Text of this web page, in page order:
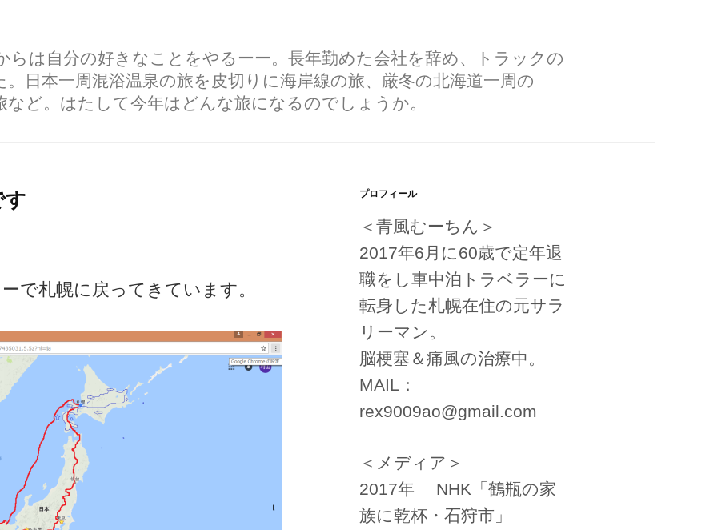
らは自分の好きなことをやるーー。長年勤めた会社を辞め、トラックの
日本一周混浴温泉の旅を皮切りに海岸線の旅、厳冬の北海道一周の
ど。はたして今年はどんな旅になるのでしょうか。
す
で札幌に戻ってきています。
プロフィール
＜青風むーちん＞
2017年6月に60歳で定年退
職をし車中泊トラベラーに
転身した札幌在住の元サラ
リーマン。
脳梗塞＆痛風の治療中。
MAIL：
rex9009ao@gmail.com
＜メディア＞
2017年 NHK「鶴瓶の家
族に乾杯・石狩市」